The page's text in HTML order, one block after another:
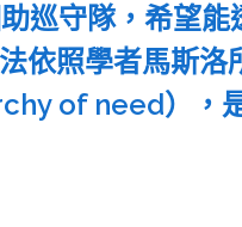
巡守隊，希望
依照學者馬斯洛
of need），